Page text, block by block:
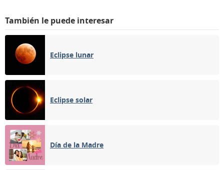
También le puede interesar
Eclipse lunar
Eclipse solar
Día de la Madre